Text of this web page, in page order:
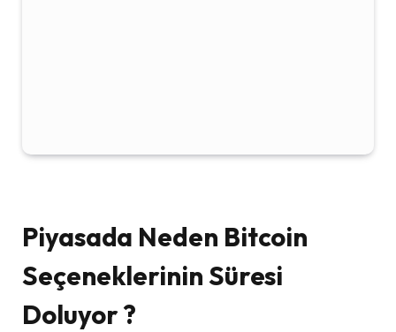
Piyasada Neden Bitcoin
Seçeneklerinin Süresi
Doluyor ?